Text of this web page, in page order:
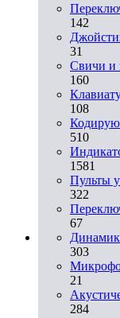
142
31
Свичи и
160
108
510
1581
Пульты
322
67
303
21
284